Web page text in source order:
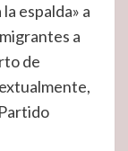
espalda» a
a
de